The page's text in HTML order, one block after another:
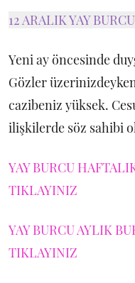
12 ARALIK YAY
Yeni ay öncesinde
Gözler
cazibeniz yüksek.
ilişkilerde söz sahibi
YAY BURCU
TIKLAYINIZ
YAY BURCU AYLIK
TIKLAYINIZ